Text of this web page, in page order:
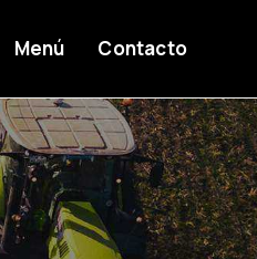
Menú Contacto